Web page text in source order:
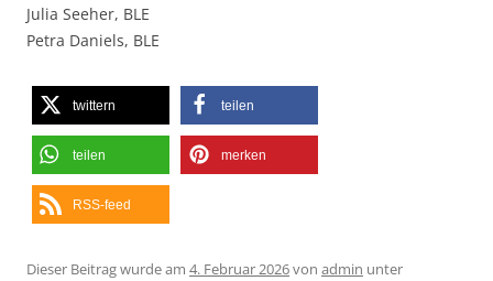
Julia Seeher, BLE
Petra Daniels, BLE
twittern teilen
teilen merken
RSS-feed
Dieser Beitrag wurde am 4. Februar 2026von admin unter